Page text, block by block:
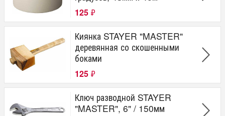
125 ₽
Киянка STAYER "MASTER"
деревянная со скошенными
боками
125 ₽
Ключ разводной STAYER
"MASTER", 6" / 150мм